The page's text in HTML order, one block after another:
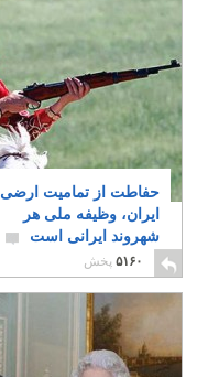
حفاطت از تمامیت ارضی
ایران، وظیفه ملی هر
شهروند ایرانی است
۵۱۶۰ پخش